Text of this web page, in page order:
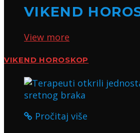
VIKEND
View more
VIKEND HOROSKOP
Pročitaj više